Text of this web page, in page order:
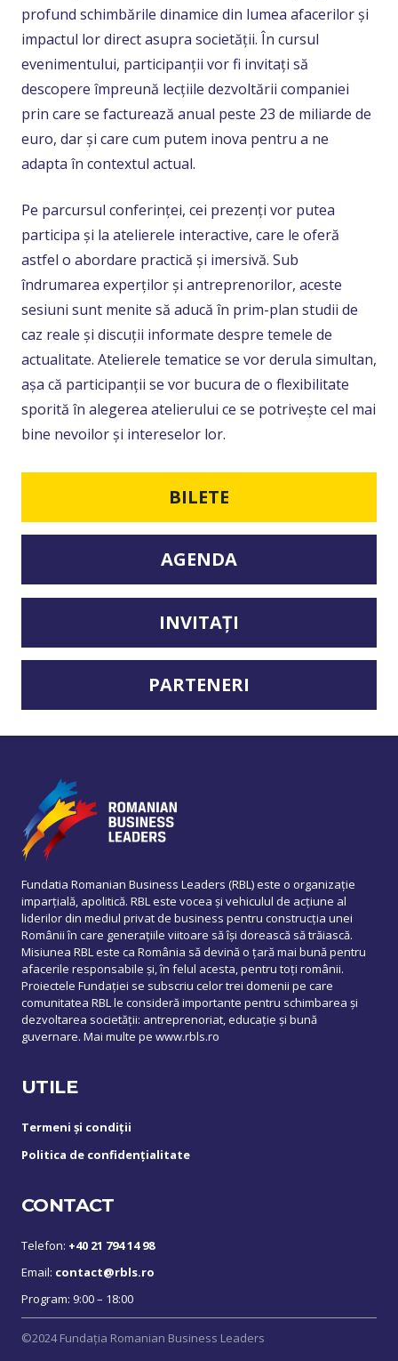
profund schimbările dinamice din lumea afacerilor și
impactul lor direct asupra societății. În cursul
evenimentului, participanții vor fi invitați să
descopere împreună lecțiile dezvoltării companiei
prin care se facturează anual peste 23 de miliarde de
euro, dar și care cum putem inova pentru a ne
adapta în contextul actual.
Pe parcursul conferinței, cei prezenți vor putea
participa și la atelierele interactive, care le oferă
astfel o abordare practică și imersivă. Sub
îndrumarea experților și antreprenorilor, aceste
sesiuni sunt menite să aducă în prim-plan studii de
caz reale și discuții informate despre temele de
actualitate. Atelierele tematice se vor derula simultan,
așa că participanții se vor bucura de o flexibilitate
sporită în alegerea atelierului ce se potrivește cel mai
bine nevoilor și intereselor lor.
BILETE
AGENDA
INVITAȚI
PARTENERI
Fundatia Romanian Business Leaders (RBL) este o organizație
imparțială, apolitică. RBL este vocea și vehiculul de acțiune al
liderilor din mediul privat de business pentru construcția unei
Românii în care generațiile viitoare să își dorească să trăiască.
Misiunea RBL este ca România să devină o țară mai bună pentru
afacerile responsabile și, în felul acesta, pentru toți românii.
Proiectele Fundației se subscriu celor trei domenii pe care
comunitatea RBL le consideră importante pentru schimbarea și
dezvoltarea societății: antreprenoriat, educație și bună
guvernare. Mai multe pe www.rbls.ro
UTILE
Termeni și condiții
Politica de confidențialitate
CONTACT
Telefon: +40 21 794 14 98
Email: contact@rbls.ro
Program: 9:00 – 18:00
©2024 Fundația Romanian Business Leaders